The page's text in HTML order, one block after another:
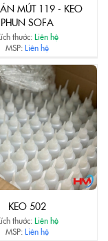
MÚT 119 - KEO
PHUN SOFA
thước:Liên hệ
MSP:Liên hệ
KEO 502
thước:Liên hệ
MSP:Liên hệ